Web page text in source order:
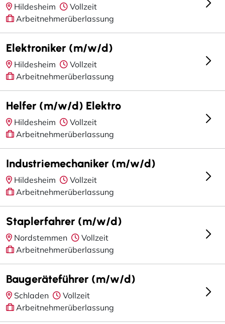
Hildesheim
Vollzeit
Arbeitnehmerüberlassung
Elektroniker (m/w/d)
Hildesheim
Vollzeit
Arbeitnehmerüberlassung
Helfer (m/w/d) Elektro
Hildesheim
Vollzeit
Arbeitnehmerüberlassung
Industriemechaniker (m/w/d)
Hildesheim
Vollzeit
Arbeitnehmerüberlassung
Staplerfahrer (m/w/d)
Nordstemmen
Vollzeit
Arbeitnehmerüberlassung
Baugeräteführer (m/w/d)
Schladen
Vollzeit
Arbeitnehmerüberlassung